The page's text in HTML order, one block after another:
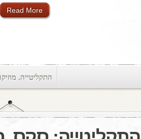
Read More
התקליטייה,